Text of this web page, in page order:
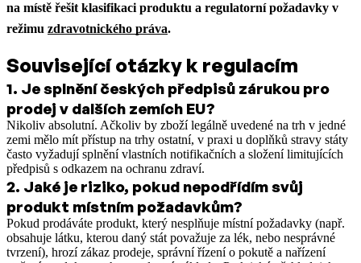
na místě řešit klasifikaci produktu a regulatorní požadavky v
režimu zdravotnického práva.
Související otázky k regulacím
1. Je splnění českých předpisů zárukou pro
prodej v dalších zemích EU?
Nikoliv absolutní. Ačkoliv by zboží legálně uvedené na trh v jedné
zemi mělo mít přístup na trhy ostatní, v praxi u doplňků stravy státy
často vyžadují splnění vlastních notifikačních a složení limitujících
předpisů s odkazem na ochranu zdraví.
2. Jaké je riziko, pokud nepodřídím svůj
produkt místním požadavkům?
Pokud prodáváte produkt, který nesplňuje místní požadavky (např.
obsahuje látku, kterou daný stát považuje za lék, nebo nesprávné
tvrzení), hrozí zákaz prodeje, správní řízení o pokutě a nařízení